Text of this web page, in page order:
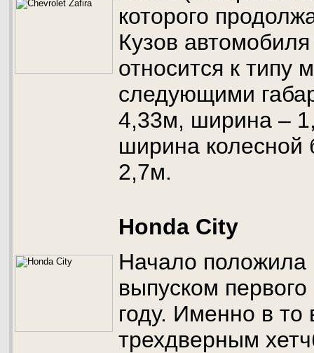
которого
Кузов
относится к типу
следующими
4,33м, ширина –
ширина колесной
2,7м.
Honda City
Начало положила
выпуском
году. Именно в
трехдверным